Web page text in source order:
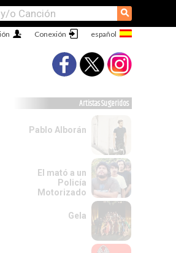
⚲
Conexión
Artistas Sugeridos
Pablo Alborán
El mató a un
Policía
Motorizado
Gela